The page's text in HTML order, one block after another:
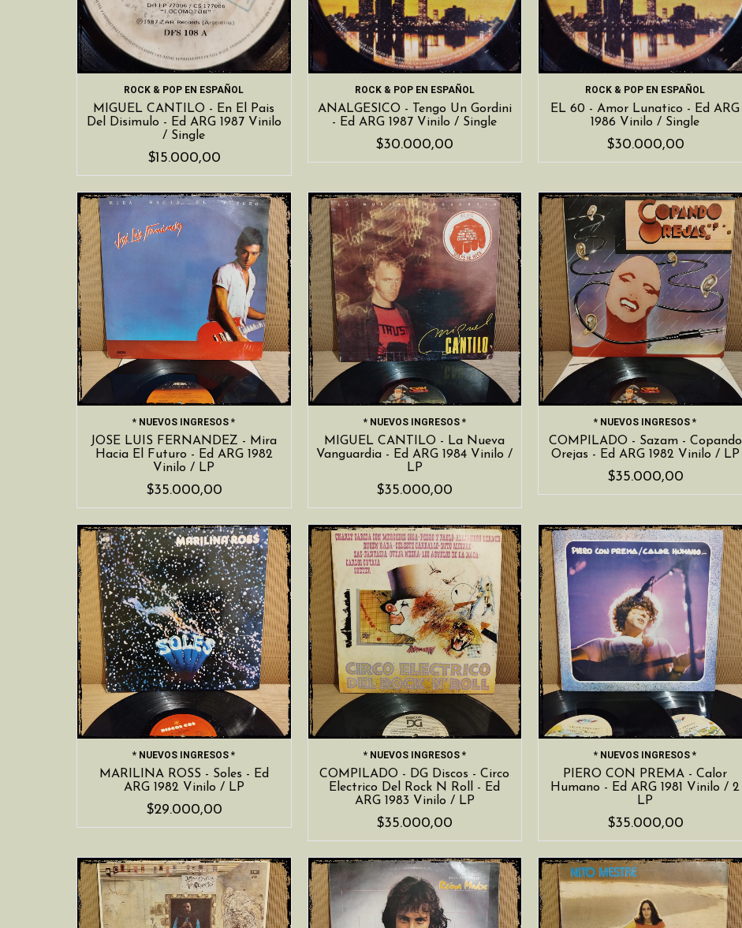
ROCK & POP EN ESPAÑOL
MIGUEL CANTILO - En El Pais
Del Disimulo - Ed ARG 1987 Vinilo
/ Single
$15.000,00
ROCK & POP EN ESPAÑOL
ANALGESICO - Tengo Un Gordini
- Ed ARG 1987 Vinilo / Single
$30.000,00
ROCK & POP EN ESPAÑOL
EL 60 - Amor Lunatico - Ed ARG
1986 Vinilo / Single
$30.000,00
* NUEVOS INGRESOS *
JOSE LUIS FERNANDEZ - Mira
Hacia El Futuro - Ed ARG 1982
Vinilo / LP
$35.000,00
* NUEVOS INGRESOS *
MIGUEL CANTILO - La Nueva
Vanguardia - Ed ARG 1984 Vinilo /
LP
$35.000,00
* NUEVOS INGRESOS *
COMPILADO - Sazam - Copando
Orejas - Ed ARG 1982 Vinilo / LP
$35.000,00
* NUEVOS INGRESOS *
MARILINA ROSS - Soles - Ed
ARG 1982 Vinilo / LP
$29.000,00
* NUEVOS INGRESOS *
COMPILADO - DG Discos - Circo
Electrico Del Rock N Roll - Ed
ARG 1983 Vinilo / LP
$35.000,00
* NUEVOS INGRESOS *
PIERO CON PREMA - Calor
Humano - Ed ARG 1981 Vinilo / 2
LP
$35.000,00